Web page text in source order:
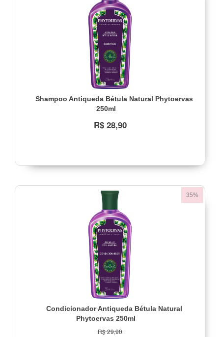
Shampoo Antiqueda Bétula Natural Phytoervas
250ml
R$ 28,90
35%
Condicionador Antiqueda Bétula Natural
Phytoervas 250ml
R$ 29,90